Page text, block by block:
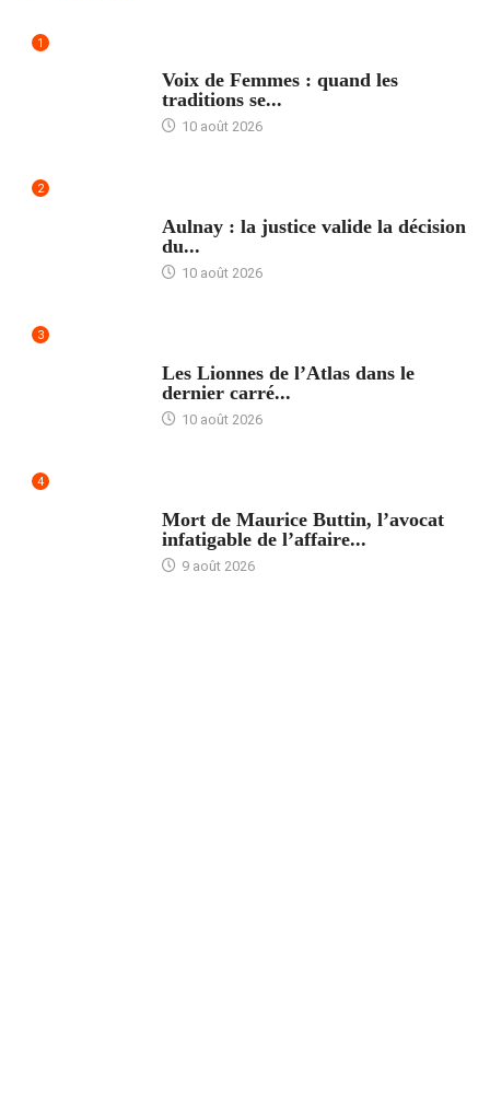
1
Voix de Femmes : quand les
traditions se...
10 août 2026
2
Aulnay : la justice valide la décision
du...
10 août 2026
3
Les Lionnes de l’Atlas dans le
dernier carré...
10 août 2026
4
Mort de Maurice Buttin, l’avocat
infatigable de l’affaire...
9 août 2026